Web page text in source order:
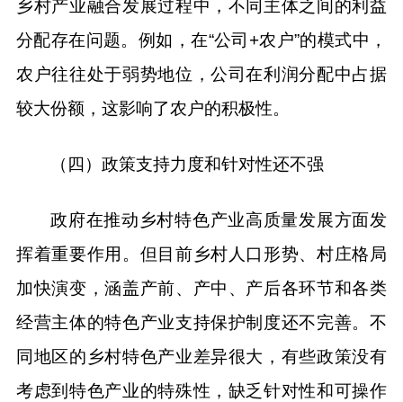
乡村产业融合发展过程中，不同主体之间的利益
分配存在问题。例如，在“公司+农户”的模式中，
农户往往处于弱势地位，公司在利润分配中占据
较大份额，这影响了农户的积极性。
（四）政策支持力度和针对性还不强
政府在推动乡村特色产业高质量发展方面发
挥着重要作用。但目前乡村人口形势、村庄格局
加快演变，涵盖产前、产中、产后各环节和各类
经营主体的特色产业支持保护制度还不完善。不
同地区的乡村特色产业差异很大，有些政策没有
考虑到特色产业的特殊性，缺乏针对性和可操作